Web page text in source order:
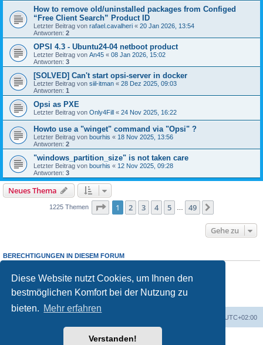
Diese Website nutzt Cookies, um Ihnen den
bestmöglichen Komfort bei der Nutzung zu
bieten. Mehr erfahren
Verstanden!
How to remove old/uninstalled packages from Configed
“Free Client Search” Product ID
Letzter Beitrag von rafael.cavalheri « 20 Jan 2026, 13:54
Antworten: 2
OPSI 4.3 - Ubuntu24-04 netboot product
Letzter Beitrag von An45 « 08 Jan 2026, 15:02
Antworten: 3
[SOLVED] Can't start opsi-server in docker
Letzter Beitrag von siil-itman « 28 Dez 2025, 09:03
Antworten: 1
Opsi as PXE
Letzter Beitrag von Only4Fill « 24 Nov 2025, 16:22
Howto use a "winget" command via "Opsi" ?
Letzter Beitrag von bourhis « 18 Nov 2025, 13:56
Antworten: 2
"windows_partition_size" is not taken care
Letzter Beitrag von bourhis « 12 Nov 2025, 09:28
Antworten: 3
Neues Thema
1225 Themen Seite 1von 49
1 2 3 4 5 49
Gehe zu
BERECHTIGUNGEN IN DIESEM FORUM
Sie dürfenkeineAntworten zu Themen in diesem Forum erstellen.
Sie dürfen Ihre Beiträge in diesem Forumnicht ändern.
Sie dürfen Ihre Beiträge in diesem Forumnichtlöschen.
keine
UTC+02:00
Powered byphpBB® Forum Software © phpBB Limited